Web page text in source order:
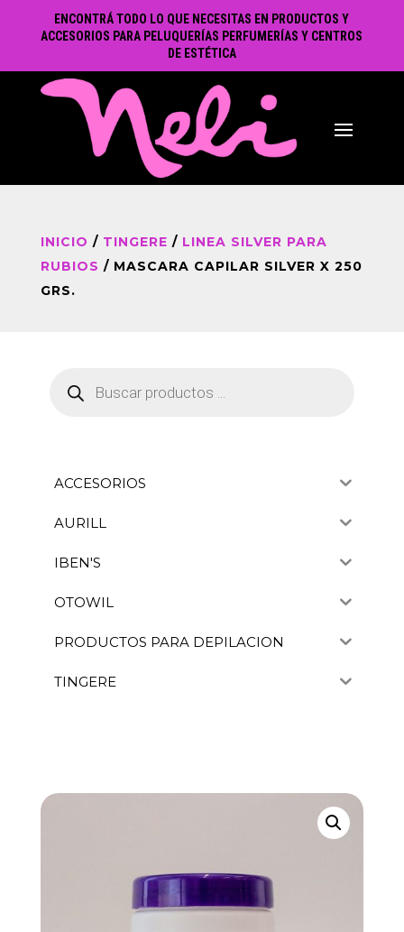
ENCONTRÁ TODO LO QUE NECESITAS EN PRODUCTOS Y
ACCESORIOS PARA PELUQUERÍAS PERFUMERÍAS Y CENTROS
DE ESTÉTICA
INICIO / TINGERE / LINEA SILVER PARA
RUBIOS / MASCARA CAPILAR SILVER X 250
GRS.
productos
ACCESORIOS
AURILL
IBEN'S
OTOWIL
PRODUCTOS PARA DEPILACION
TINGERE